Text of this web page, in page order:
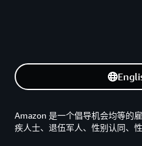
Amazon 是一个倡导机会均等的
疾人士、退伍军人、性别认同、